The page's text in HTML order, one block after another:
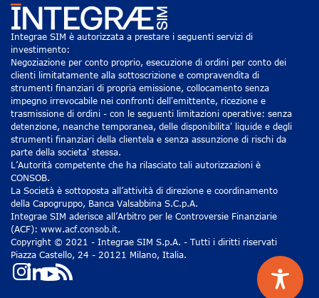
Integrae SIM è autorizzata a prestare i seguenti servizi di
investimento:
Negoziazione per conto proprio, esecuzione di ordini per conto dei
clienti limitatamente alla sottoscrizione e compravendita di
strumenti finanziari di propria emissione, collocamento senza
impegno irrevocabile nei confronti dell'emittente, ricezione e
trasmissione di ordini - con le seguenti limitazioni operative: senza
detenzione, neanche temporanea, delle disponibilita' liquide e degli
strumenti finanziari della clientela e senza assunzione di rischi da
parte della societa' stessa.
L’Autorità competente che ha rilasciato tali autorizzazioni è
CONSOB.
La Società è sottoposta all’attività di direzione e coordinamento
della Capogruppo, Banca Valsabbina S.C.p.A.
Integrae SIM aderisce all’Arbitro per le Controversie Finanziarie
(ACF): www.acf.consob.it.
Copyright © 2021 - Integrae SIM S.p.A. - Tutti i diritti riservati
Piazza Castello, 24 - 20121 Milano, Italia.